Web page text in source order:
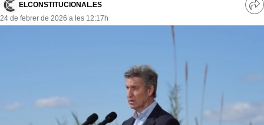
JudiciExprés
ELCONSTITUCIONAL.ES
24 de febrer de 2026 a les 12:17h